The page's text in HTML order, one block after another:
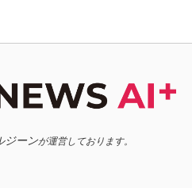
ジーンが運営しております。